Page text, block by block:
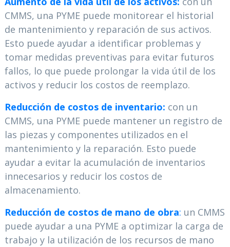
CMMS, una PYME puede monitorear el historial
de mantenimiento y reparación de sus activos.
Esto puede ayudar a identificar problemas y
tomar medidas preventivas para evitar futuros
fallos, lo que puede prolongar la vida útil de los
activos y reducir los costos de reemplazo.
Reducción de costos de inventario: con un
CMMS, una PYME puede mantener un registro de
las piezas y componentes utilizados en el
mantenimiento y la reparación. Esto puede
ayudar a evitar la acumulación de inventarios
innecesarios y reducir los costos de
almacenamiento.
Reducción de costos de mano de obra: un CMMS
puede ayudar a una PYME a optimizar la carga de
trabajo y la utilización de los recursos de mano